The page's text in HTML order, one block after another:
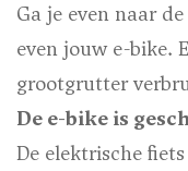
Ga je even naar
even jouw e-bike.
grootgrutter
De e-bike is
De elektrische